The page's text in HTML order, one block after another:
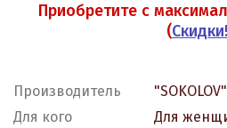
Приобретите с
(Скидки!
Производитель
"SOKOLOV"
Для кого
Для